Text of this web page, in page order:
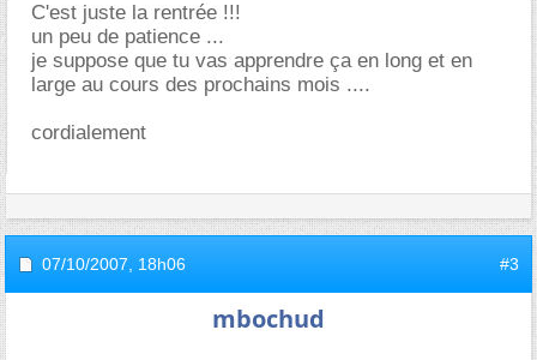
C'est juste la rentrée !!!
un peu de patience ...
je suppose que tu vas apprendre ça en long et en
large au cours des prochains mois ....
cordialement
07/10/2007, 18h06 #3
mbochud